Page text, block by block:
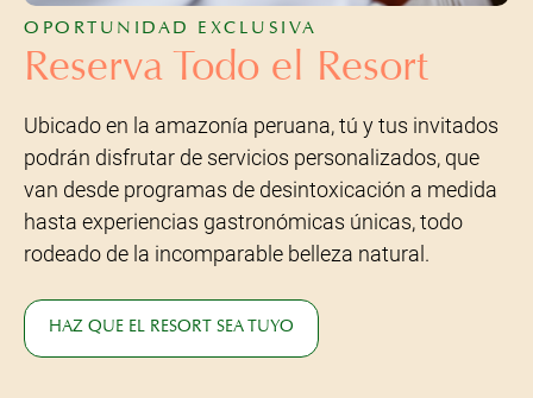
OPORTUNIDAD EXCLUSIVA
Reserva Todo el Resort
Ubicado en la amazonía peruana, tú y tus invitados
podrán disfrutar de servicios personalizados, que
van desde programas de desintoxicación a medida
hasta experiencias gastronómicas únicas, todo
rodeado de la incomparable belleza natural.
HAZ QUE EL RESORT SEA TUYO